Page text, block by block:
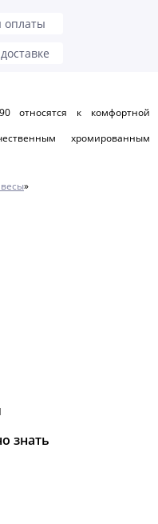
относятся к комфортной
хромированным
»
оплаты
знать